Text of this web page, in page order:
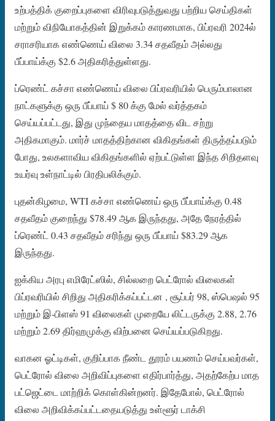
உற்பத்திக் குறைப்புகளை விரிவுபடுத்துவது பற்றிய செய்திகள்
மற்றும் விநியோகத்தின் இறுக்கம் காரணமாக, பிப்ரவரி 2024ல்
சராசரியாக எண்ணெய் விலை 3.34 சதவீதம் அல்லது
பீப்பாய்க்கு $2.6 அதிகரித்துள்ளது.
ப்ரெண்ட் கச்சா எண்ணெய் விலை பிப்ரவரியில் பெரும்பாலான
நாட்களுக்கு ஒரு பீப்பாய் $ 80 க்கு மேல் வர்த்தகம்
செய்யப்பட்டது, இது முந்தைய மாதத்தை விட சற்று
அதிகமாகும். மார்ச் மாதத்திற்கான விகிதங்கள் திருத்தப்படும்
போது, ​​உலகளாவிய விகிதங்களில் ஏற்பட்டுள்ள இந்த சிறிதளவு
உயர்வு உள்நாட்டில் பிரதிபலிக்கும்.
புதன்கிழமை, WTI கச்சா எண்ணெய் ஒரு பீப்பாய்க்கு 0.48
சதவீதம் குறைந்து $78.49 ஆக இருந்தது, அதே நேரத்தில்
ப்ரெண்ட் 0.43 சதவீதம் சரிந்து ஒரு பீப்பாய் $83.29 ஆக
இருந்தது.
ஐக்கிய அரபு எமிரேட்ஸில், சில்லறை பெட்ரோல் விலைகள்
பிப்ரவரியில் சிறிது அதிகரிக்கப்பட்டன , சூப்பர் 98, ஸ்பெஷல் 95
மற்றும் இ-பிளஸ் 91 விலைகள் முறையே லிட்டருக்கு 2.88, 2.76
மற்றும் 2.69 திர்ஹமுக்கு விற்பனை செய்யப்படுகிறது.
வாகன ஓட்டிகள், குறிப்பாக நீண்ட தூரம் பயணம் செய்பவர்கள்,
பெட்ரோல் விலை அறிவிப்புகளை எதிர்பார்த்து, அதற்கேற்ப மாத
பட்ஜெட்டை மாற்றிக் கொள்கின்றனர். இதேபோல், பெட்ரோல்
விலை அறிவிக்கப்பட்டதையடுத்து உள்ளூர் டாக்சி